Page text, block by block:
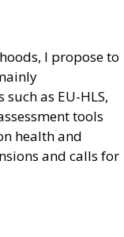
I propose to
as EU-HLS,
tools
health and
and calls for